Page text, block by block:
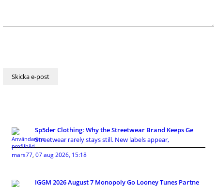
Sp5der Clothing: Why the Streetwear Brand Keeps Ge
Streetwear rarely stays still. New labels appear,
mars77, 07 aug 2026, 15:18
IGGM 2026 August 7 Monopoly Go Looney Tunes Partne